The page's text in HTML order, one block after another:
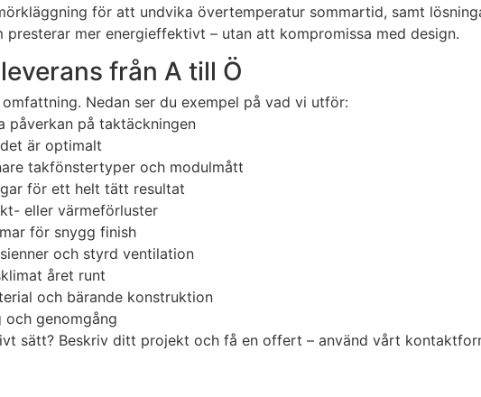
för att undvika övertemperatur sommartid, samt
mer energieffektivt – utan att kompromissa med design.
från A till Ö
Nedan ser du exempel på vad vi utför:
påverkan på taktäckningen
är optimalt
takfönstertyper och modulmått
för ett helt tätt resultat
eller värmeförluster
för snygg finish
och styrd ventilation
året runt
och bärande konstruktion
genomgång
sätt? Beskriv ditt projekt och få en offert – använd vårt